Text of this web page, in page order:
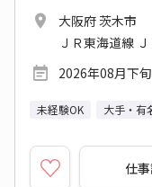
大阪府 茨木市
ＪＲ東海道線
2026年08月下
未経験OK 大手・有
仕